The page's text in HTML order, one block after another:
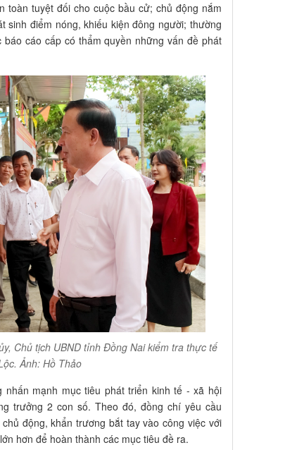
tuyệt đối cho cuộc bầu cử; chủ động nắm
sinh điểm nóng, khiếu kiện đông người; thường
cáo cấp có thẩm quyền những vấn đề phát
Chủ tịch UBND tỉnh Đồng Nai kiểm tra thực tế
Ảnh: Hồ Thảo
mạnh mục tiêu phát triển kinh tế - xã hội
trưởng 2 con số. Theo đó, đồng chí yêu cầu
động, khẩn trương bắt tay vào công việc với
hơn để hoàn thành các mục tiêu đề ra.